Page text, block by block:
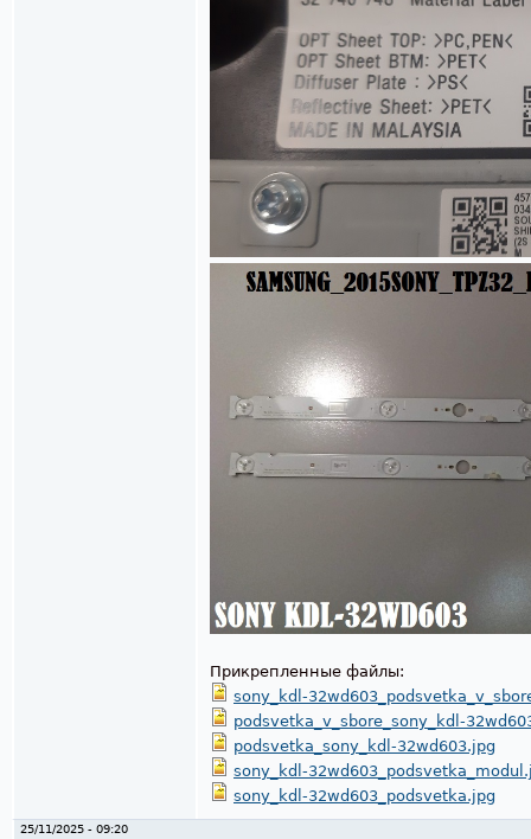
Прикрепленные файлы:
sony_kdl-
podsvetka_v_sbore_sony_kdl-
podsvetka_sony_kdl-32wd603.jpg
sony_kdl-
sony_kdl-32wd603_podsvetka.jpg
25/11/2025 - 09:20